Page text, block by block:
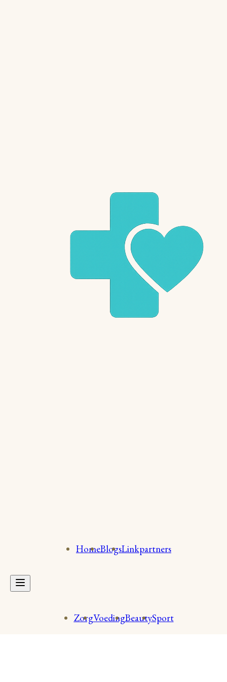
HomeBlogsLinkpartners
ZorgVoedingBeautySport